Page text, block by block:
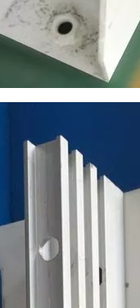
30% - 75%